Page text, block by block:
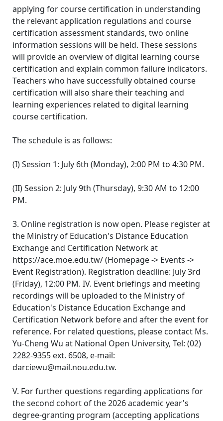
applying for course certification in understanding
the relevant application regulations and course
certification assessment standards, two online
information sessions will be held. These sessions
will provide an overview of digital learning course
certification and explain common failure indicators.
Teachers who have successfully obtained course
certification will also share their teaching and
learning experiences related to digital learning
course certification.
The schedule is as follows:
(I) Session 1: July 6th (Monday), 2:00 PM to 4:30 PM.
(II) Session 2: July 9th (Thursday), 9:30 AM to 12:00
PM.
3. Online registration is now open. Please register at
the Ministry of Education's Distance Education
Exchange and Certification Network at
https://ace.moe.edu.tw/ (Homepage -> Events ->
Event Registration). Registration deadline: July 3rd
(Friday), 12:00 PM. IV. Event briefings and meeting
recordings will be uploaded to the Ministry of
Education's Distance Education Exchange and
Certification Network before and after the event for
reference. For related questions, please contact Ms.
Yu-Cheng Wu at National Open University, Tel: (02)
2282-9355 ext. 6508, e-mail:
darciewu@mail.nou.edu.tw.
V. For further questions regarding applications for
the second cohort of the 2026 academic year's
degree-granting program (accepting applications